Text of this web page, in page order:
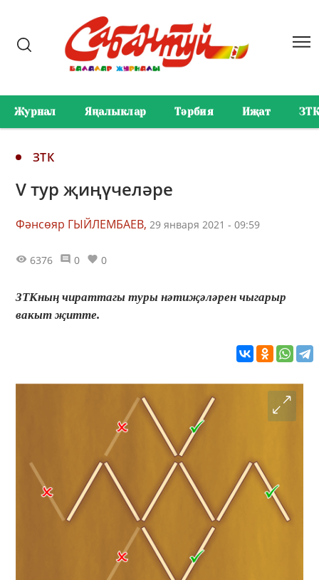
Журнал Яңалыклар Тәрбия Иҗат ЗТК
ЗТК
V тур җиңүчеләре
Фәнсөяр ГЫЙЛЕМБАЕВ, 29 января 2021 - 09:59
6376 0 0
ЗТКның чираттагы туры нәтиҗәләрен чыгарыр
вакыт җитте.